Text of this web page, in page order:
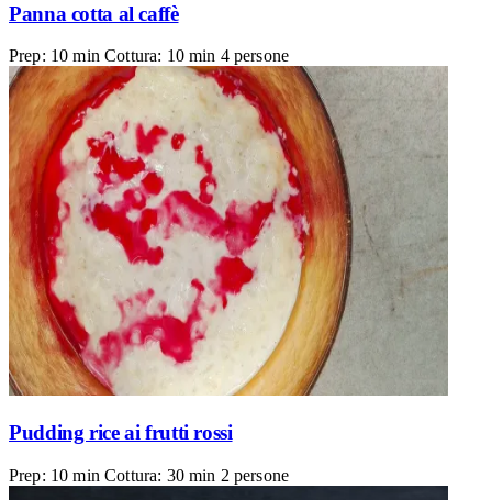
Panna cotta al caffè
Prep: 10 min Cottura: 10 min 4 persone
Pudding rice ai frutti rossi
Prep: 10 min Cottura: 30 min 2 persone